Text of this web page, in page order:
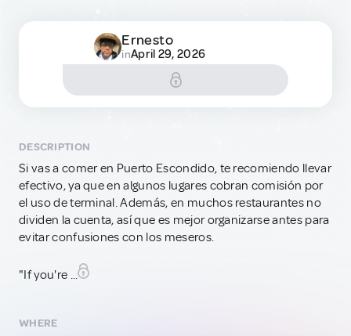
Ernesto
inApril 29, 2026
DESCRIPTION
Si vas a comer en Puerto Escondido, te recomiendo llevar
efectivo, ya que en algunos lugares cobran comisión por
el uso de terminal. Además, en muchos restaurantes no
dividen la cuenta, así que es mejor organizarse antes para
evitar confusiones con los meseros.
"If you're ...
WHERE